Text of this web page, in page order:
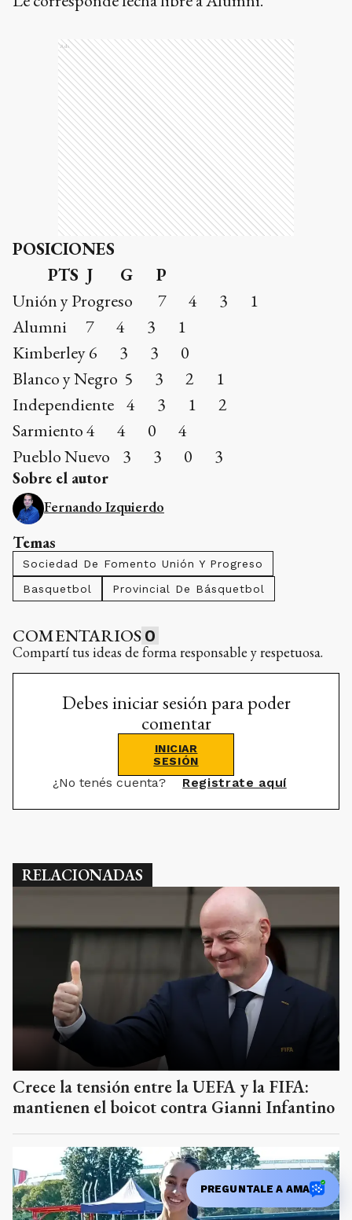
Ads
POSICIONES
PTS J G P
Unión y Progreso 7 4 3 1
Alumni 7 4 3 1
Kimberley 6 3 3 0
Blanco y Negro 5 3 2 1
Independiente 4 3 1 2
Sarmiento 4 4 0 4
Pueblo Nuevo 3 3 0 3
Sobre el autor
Fernando Izquierdo
Temas
Sociedad De Fomento Unión Y Progreso
Basquetbol
Provincial De Básquetbol
COMENTARIOS 0
Compartí tus ideas de forma responsable y respetuosa.
Debes iniciar sesión para poder
comentar
INICIAR
SESIÓN
¿No tenés cuenta? Registrate aquí
RELACIONADAS
Crece la tensión entre la UEFA y la FIFA:
mantienen el boicot contra Gianni Infantino
PREGUNTALE A AMA